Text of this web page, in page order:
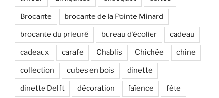
Brocante brocante de la Pointe Minard
brocante du prieuré bureau d'écolier cadeau
cadeaux carafe Chablis Chichée chine
collection cubes en bois dinette
dinette Delft décoration faïence fête